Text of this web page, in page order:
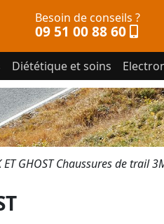
Besoin de conseils ?
09 51 00 88 60
Diététique et soins
ET GHOST Chaussures de trail